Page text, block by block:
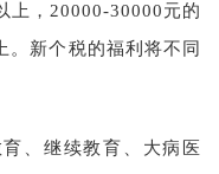
上，20000-30000元的
。新个税的福利将不同
、继续教育、大病医